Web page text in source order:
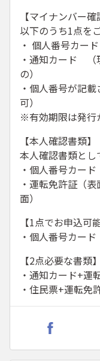
【マイナンバー確
以下のうち1点を
・ 個人番号カー
・通知カード （
の）
・個人番号が記
可）
※有効期限は発行
【本人確認書類】
本人確認書類と
・個人番号カード
・運転免許証（
面）
【1点でお申込可
・個人番号カード
【2点必要な書類】
・通知カード+運
・住民票+運転免